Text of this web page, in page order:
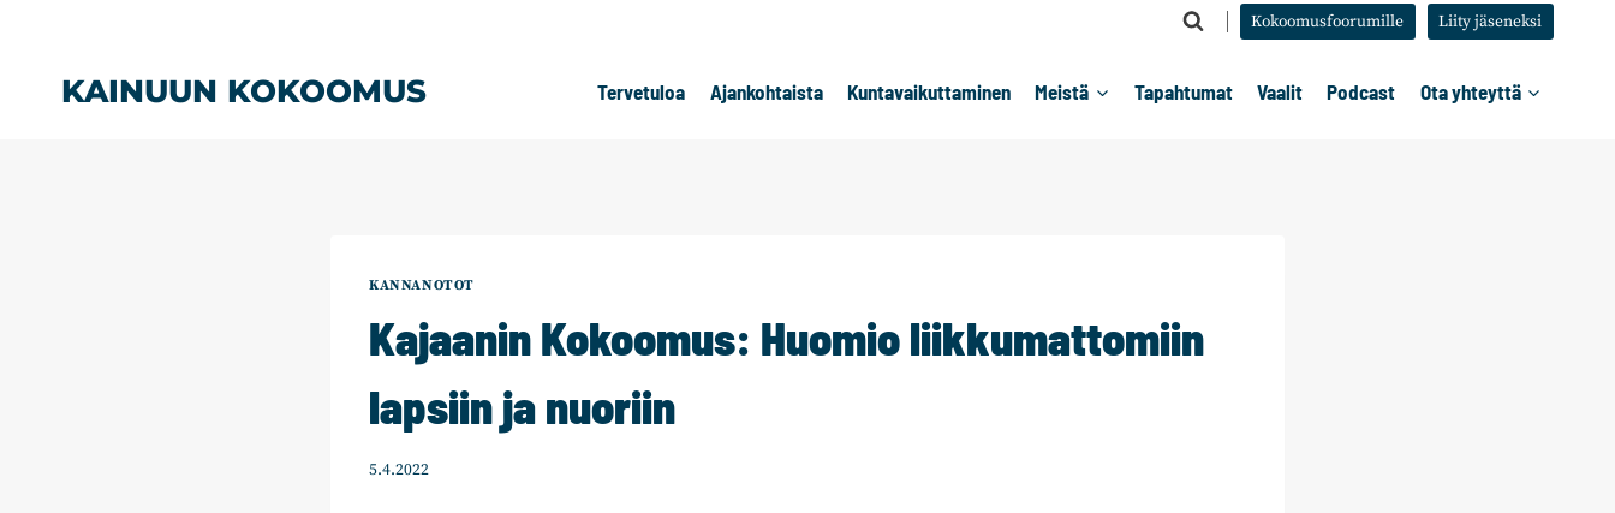
Kokoomusfoorumille Liity jäseneksi
KAINUUN KOKOOMUS Tervetuloa Ajankohtaista Kuntavaikuttaminen Meistä Tapahtumat Vaalit Podcast Ota yhteyttä
KANNANOTOT
Kajaanin Kokoomus: Huomio liikkumattomiin
lapsiin ja nuoriin
5.4.2022